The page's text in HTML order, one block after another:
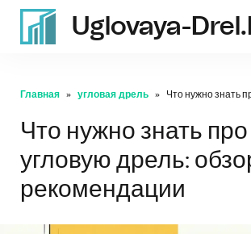
Uglovaya-
Главная угловая дрель Что нужно знать
Что нужно знать про
угловую дрель:
рекомендации